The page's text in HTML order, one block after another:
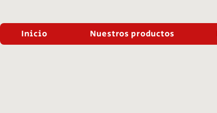
Inicio Nuestros productos